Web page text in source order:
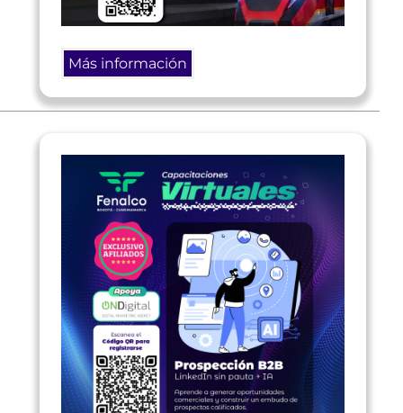
Más información